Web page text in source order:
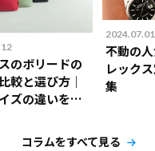
のボリードの
較と選び方｜
ズの違いを解
2024.07.01
不動の
レック
集
コラムをすべて見る